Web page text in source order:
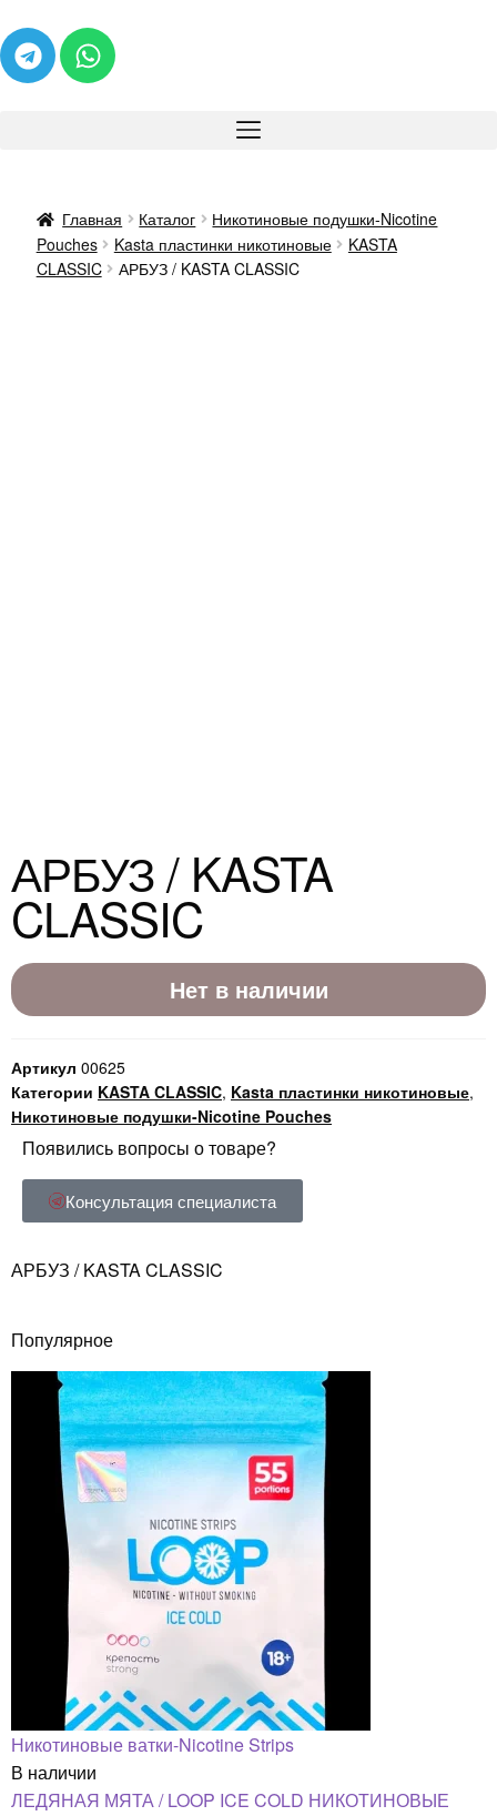
Главная Каталог
Никотиновые подушки-Nicotine
Pouches
Kasta пластинки никотиновые
KASTA
CLASSIC
АРБУЗ / KASTA CLASSIC
АРБУЗ / KASTA
CLASSIC
Нет в наличии
Артикул 00625
Категории KASTA CLASSIC, Kasta пластинки никотиновые,
Никотиновые подушки-Nicotine Pouches
Появились вопросы о товаре?
Консультация специалиста
АРБУЗ / KASTA CLASSIC
Популярное
Никотиновые ватки-Nicotine Strips
В наличии
ЛЕДЯНАЯ МЯТА / LOOP ICE COLD НИКОТИНОВЫЕ